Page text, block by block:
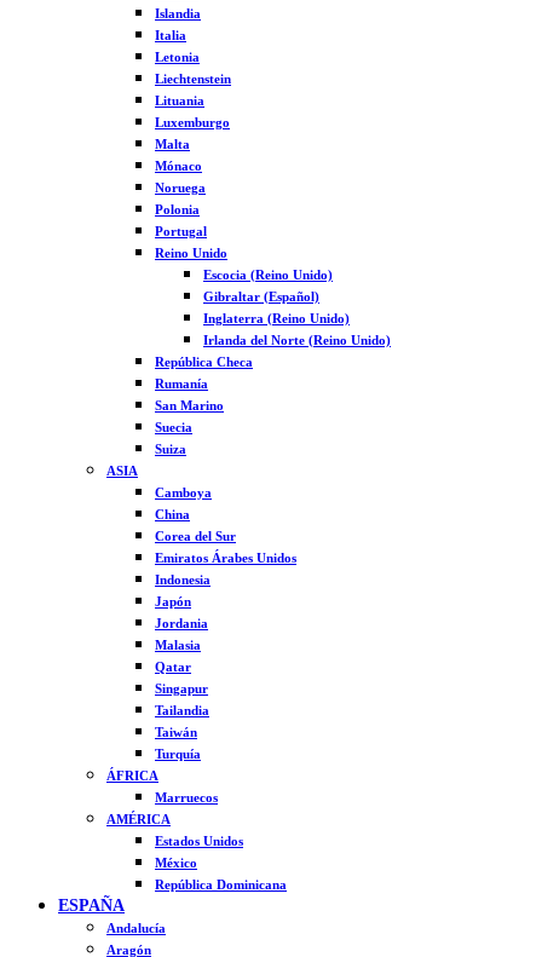
Islandia
Italia
Letonia
Liechtenstein
Lituania
Luxemburgo
Malta
Mónaco
Noruega
Polonia
Portugal
Reino Unido
Escocia (Reino Unido)
Gibraltar (Español)
Inglaterra (Reino Unido)
Irlanda del Norte (Reino Unido)
República Checa
Rumanía
San Marino
Suecia
Suiza
ASIA
Camboya
China
Corea del Sur
Emiratos Árabes Unidos
Indonesia
Japón
Jordania
Malasia
Qatar
Singapur
Tailandia
Taiwán
Turquía
ÁFRICA
Marruecos
AMÉRICA
Estados Unidos
México
República Dominicana
ESPAÑA
Andalucía
Aragón